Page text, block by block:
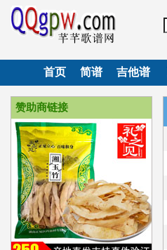
首页 简谱 吉他谱
赞助商链接